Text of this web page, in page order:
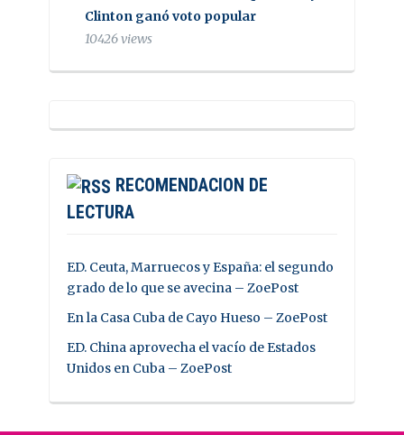
Clinton ganó voto popular
10426 views
RECOMENDACION DE
LECTURA
ED. Ceuta, Marruecos y España: el segundo
grado de lo que se avecina – ZoePost
En la Casa Cuba de Cayo Hueso – ZoePost
ED. China aprovecha el vacío de Estados
Unidos en Cuba – ZoePost